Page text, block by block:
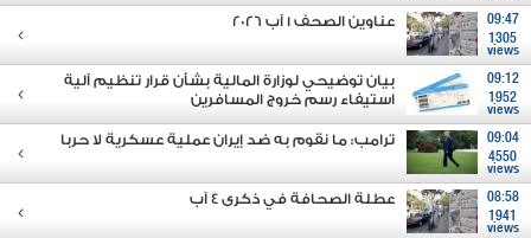
09:47
1305
views
عناوين الصحف 1 آب 2026
09:12
1952
views
بيان توضيحي لوزارة المالية بشأن قرار تنظيم آلية
استيفاء رسم خروج المسافرين
09:04
4550
views
ترامب: ما نقوم به ضد إيران عملية عسكرية لا حربا
08:58
1941
views
عطلة الصحافة في ذكرى ٤ آب